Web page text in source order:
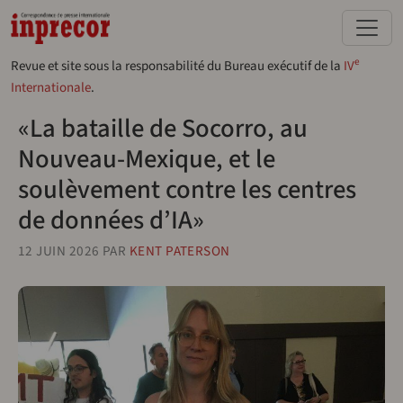
Aller au contenu principal
Revue et site sous la responsabilité du Bureau exécutif de la IVe
Internationale.
«La bataille de Socorro, au
Nouveau-Mexique, et le
soulèvement contre les centres
de données d’IA»
12 JUIN 2026 PAR KENT PATERSON